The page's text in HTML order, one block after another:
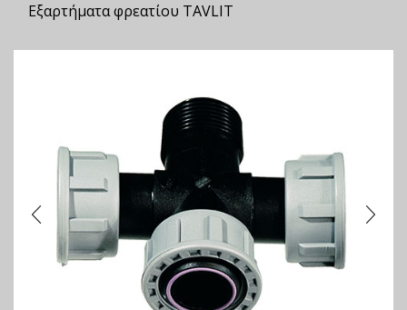
Εξαρτήματα φρεατίου ΤAVLIT